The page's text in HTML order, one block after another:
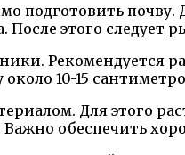
подготовить
этого следует
Рекомендуется
10-15
Для этого
обеспечить